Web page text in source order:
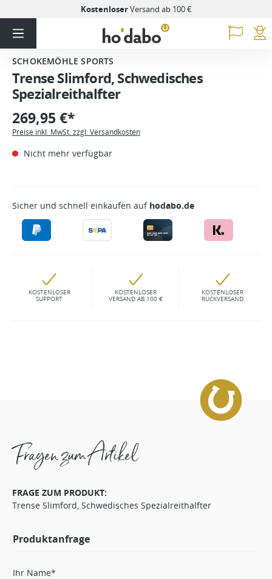
KostenloserVersand ab 100 €
SCHOKEMÖHLE SPORTS
Trense Slimford, Schwedisches
Spezialreithalfter
269,95 €*
Preise inkl. MwSt. zzgl. Versandkosten
Nicht mehr verfügbar
Sicher und schnell einkaufen auf hodabo.de
KOSTENLOSER
SUPPORT
KOSTENLOSER
VERSAND AB 100 €
KOSTENLOSER
RÜCKVERSAND
Fragen zum Artikel
FRAGE ZUM PRODUKT:
Trense Slimford, Schwedisches Spezialreithalfter
Produktanfrage
Ihr Name*